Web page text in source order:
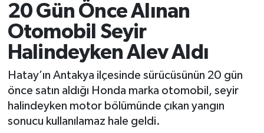
20 Gün Önce Alınan
Otomobil Seyir
Halindeyken Alev Aldı
Hatay’ın Antakya ilçesinde sürücüsünün 20 gün
önce satın aldığı Honda marka otomobil, seyir
halindeyken motor bölümünde çıkan yangın
sonucu kullanılamaz hale geldi.